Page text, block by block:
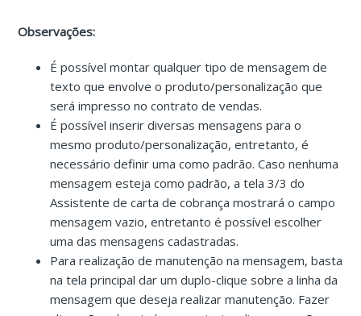
Observações:
É possível montar qualquer tipo de mensagem de
texto que envolve o produto/personalização que
será impresso no contrato de vendas.
É possível inserir diversas mensagens para o
mesmo produto/personalização, entretanto, é
necessário definir uma como padrão. Caso nenhuma
mensagem esteja como padrão, a tela 3/3 do
Assistente de carta de cobrança mostrará o campo
mensagem vazio, entretanto é possível escolher
uma das mensagens cadastradas.
Para realização de manutenção na mensagem, basta
na tela principal dar um duplo-clique sobre a linha da
mensagem que deseja realizar manutenção. Fazer